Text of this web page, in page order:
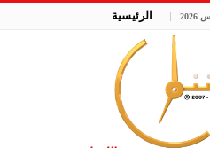
الرئيسية